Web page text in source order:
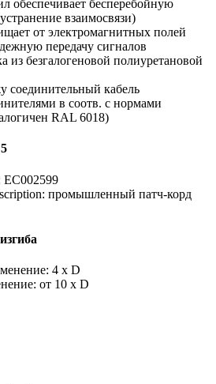
обеспечивает бесперебойную
взаимосвязи)
от электромагнитных полей
передачу сигналов
из безгалогеновой полиуретановой
соединительный кабель
в соотв. с нормами
RAL 6018)
промышленный патч-корд
4 х D
от 10 x D